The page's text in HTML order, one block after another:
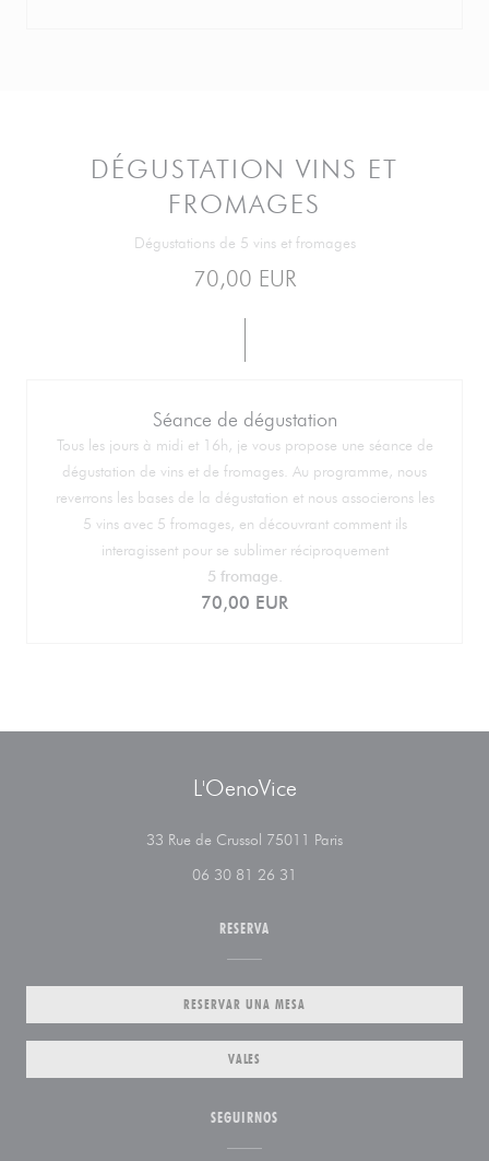
DÉGUSTATION VINS ET
FROMAGES
Dégustations de 5 vins et fromages
70,00 EUR
Séance de dégustation
Tous les jours à midi et 16h, je vous propose une séance de
dégustation de vins et de fromages. Au programme, nous
reverrons les bases de la dégustation et nous associerons les
5 vins avec 5 fromages, en découvrant comment ils
interagissent pour se sublimer réciproquement
70,00 EUR
5 fromage.
L'OenoVice
33 Rue de Crussol 75011 Paris((abre en una nueva
06 30 81 26 31
RESERVA
RESERVAR UNA MESA
VALES
SEGUIRNOS